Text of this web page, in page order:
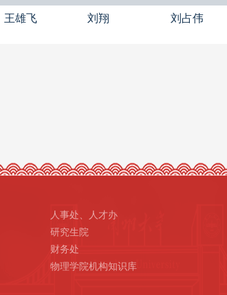
王雄飞 刘翔 刘占伟
人事处、人才办
研究生院
财务处
物理学院机构知识库